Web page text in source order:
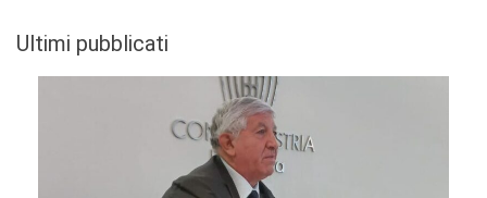
Ultimi pubblicati